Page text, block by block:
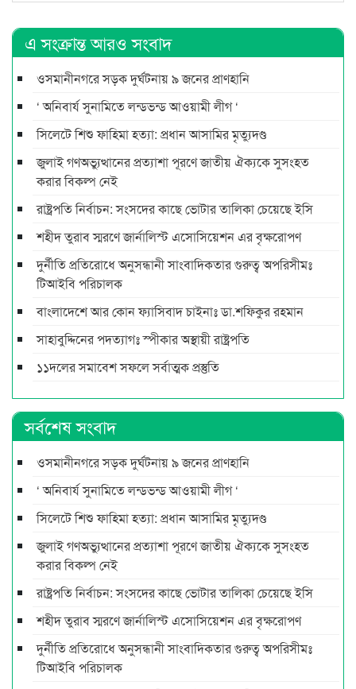
এ সংক্রান্ত আরও সংবাদ
ওসমানীনগরে সড়ক দুর্ঘটনায় ৯ জনের প্রাণহানি
‘ অনিবার্য সুনামিতে লন্ডভন্ড আওয়ামী লীগ ‘
সিলেটে শিশু ফাহিমা হত্যা: প্রধান আসামির মৃত্যুদণ্ড
জুলাই গণঅভ্যুত্থানের প্রত্যাশা পূরণে জাতীয় ঐক্যকে সুসংহত
করার বিকল্প নেই
রাষ্ট্রপতি নির্বাচন: সংসদের কাছে ভোটার তালিকা চেয়েছে ইসি
শহীদ তুরাব স্মরণে জার্নালিস্ট এসোসিয়েশন এর বৃক্ষরোপণ
দুর্নীতি প্রতিরোধে অনুসন্ধানী সাংবাদিকতার গুরুত্ব অপরিসীমঃ
টিআইবি পরিচালক
বাংলাদেশে আর কোন ফ্যাসিবাদ চাইনাঃ ডা.শফিকুর রহমান
সাহাবুদ্দিনের পদত্যাগঃ স্পীকার অস্থায়ী রাষ্ট্রপতি
১১দলের সমাবেশ সফলে সর্বাত্মক প্রস্তুতি
সর্বশেষ সংবাদ
ওসমানীনগরে সড়ক দুর্ঘটনায় ৯ জনের প্রাণহানি
‘ অনিবার্য সুনামিতে লন্ডভন্ড আওয়ামী লীগ ‘
সিলেটে শিশু ফাহিমা হত্যা: প্রধান আসামির মৃত্যুদণ্ড
জুলাই গণঅভ্যুত্থানের প্রত্যাশা পূরণে জাতীয় ঐক্যকে সুসংহত
করার বিকল্প নেই
রাষ্ট্রপতি নির্বাচন: সংসদের কাছে ভোটার তালিকা চেয়েছে ইসি
শহীদ তুরাব স্মরণে জার্নালিস্ট এসোসিয়েশন এর বৃক্ষরোপণ
দুর্নীতি প্রতিরোধে অনুসন্ধানী সাংবাদিকতার গুরুত্ব অপরিসীমঃ
টিআইবি পরিচালক